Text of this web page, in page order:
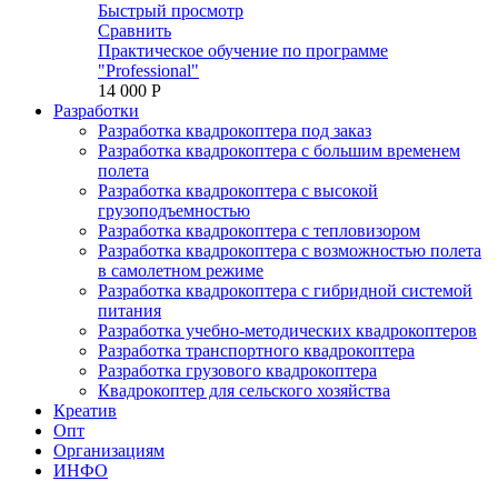
Быстрый просмотр
Сравнить
Практическое обучение по программе
"Professional"
14 000 P
Разработки
Разработка квадрокоптера под заказ
Разработка квадрокоптера с большим временем
полета
Разработка квадрокоптера с высокой
грузоподъемностью
Разработка квадрокоптера с тепловизором
Разработка квадрокоптера с возможностью полета
в самолетном режиме
Разработка квадрокоптера с гибридной системой
питания
Разработка учебно-методических квадрокоптеров
Разработка транспортного квадрокоптера
Разработка грузового квадрокоптера
Квадрокоптер для сельского хозяйства
Креатив
Опт
Организациям
ИНФО